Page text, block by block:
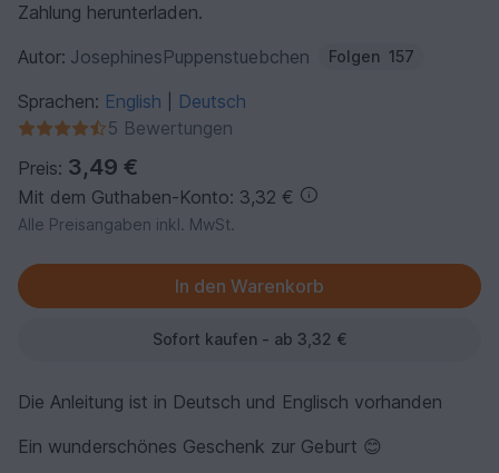
Zahlung herunterladen.
Autor: JosephinesPuppenstuebchen Folgen 157
Sprachen: English
Deutsch
5 Bewertungen
Preis: 3,49 €
Mit dem Guthaben-Konto: 3,32 €
Alle Preisangaben inkl. MwSt.
Sofort kaufen - ab 3,32 €
Die Anleitung ist in Deutsch und Englisch vorhanden
Ein wunderschönes Geschenk zur Geburt 😊